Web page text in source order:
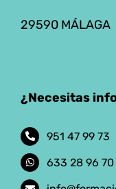
29590 MÁLAGA
¿Necesitas
951 47 99 73
633 28 96 70